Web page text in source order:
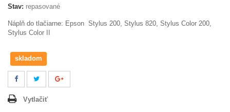
Stav: repasované
Náplň do tlačiarne: Epson Stylus 200, Stylus 820, Stylus Color 200,
Stylus Color II
skladom
Vytlačiť